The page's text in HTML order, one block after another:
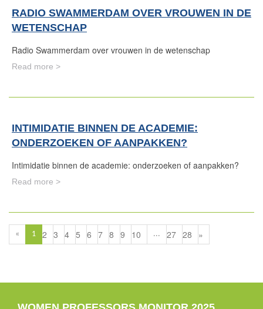
RADIO SWAMMERDAM OVER VROUWEN IN DE
WETENSCHAP
Radio Swammerdam over vrouwen in de wetenschap
Read more >
INTIMIDATIE BINNEN DE ACADEMIE:
ONDERZOEKEN OF AANPAKKEN?
Intimidatie binnen de academie: onderzoeken of aanpakken?
Read more >
« 1 2 3 4 5 6 7 8 9 10 ... 27 28 »